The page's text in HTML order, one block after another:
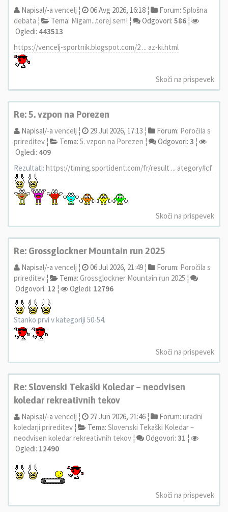
Napisal/-a vencelj ¦ 06 Avg 2026, 16:18 ¦ Forum: Splošna
debata ¦ Tema: Migam...torej sem! ¦ Odgovori: 586 ¦
Ogledi: 443513
https://vencelj-sportnik.blogspot.com/2 ... az-ki.html
Skoči na prispevek
Re: 5. vzpon na Porezen
Napisal/-a vencelj ¦ 29 Jul 2026, 17:13 ¦ Forum: Poročila s
prireditev ¦ Tema: 5. vzpon na Porezen ¦ Odgovori: 3 ¦
Ogledi: 409
Rezultati: https://timing.sportident.com/fr/result ... ategory#cf
Skoči na prispevek
Re: Grossglockner Mountain run 2025
Napisal/-a vencelj ¦ 06 Jul 2026, 21:49 ¦ Forum: Poročila s
prireditev ¦ Tema: Grossglockner Mountain run 2025 ¦
Odgovori: 12 ¦ Ogledi: 12796
Stanko prvi v kategoriji 50-54.
Skoči na prispevek
Re: Slovenski Tekaški Koledar – neodvisen
koledar rekreativnih tekov
Napisal/-a vencelj ¦ 27 Jun 2026, 21:46 ¦ Forum: uradni
koledarji prireditev ¦ Tema: Slovenski Tekaški Koledar –
neodvisen koledar rekreativnih tekov ¦ Odgovori: 31 ¦
Ogledi: 12490
Skoči na prispevek